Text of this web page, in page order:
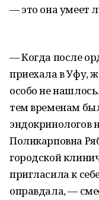
— это она умеет
— Когда после
приехала в Уфу,
особо не
тем временам
эндокринологов
Поликарповна
городской
пригласила к
оправдала, —